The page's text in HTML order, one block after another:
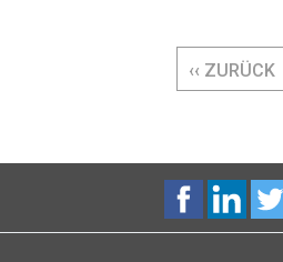
VORHERIGE
SEITE
‹‹ ZURÜCK